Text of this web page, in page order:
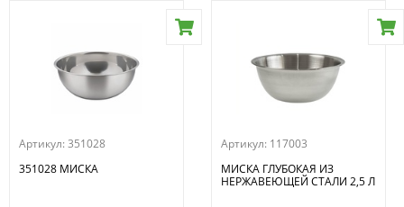
Артикул: 351028
351028 МИСКА
Артикул: 117003
МИСКА ГЛУБОКАЯ ИЗ
НЕРЖАВЕЮЩЕЙ СТАЛИ 2,5 Л